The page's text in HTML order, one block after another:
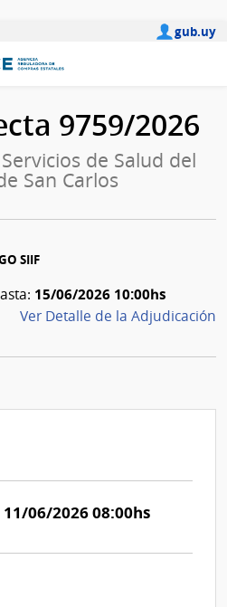
gub.uy
9759/2026
de Salud del
San Carlos
SIIF
15/06/2026 10:00hs
Ver Detalle de la Adjudicación
11/06/2026 08:00hs